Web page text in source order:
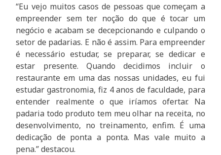
“Eu vejo muitos casos de pessoas que começam a
empreender sem ter noção do que é tocar um
negócio e acabam se decepcionando e culpando o
setor de padarias. E não é assim. Para empreender
é necessário estudar, se preparar, se dedicar e
estar presente. Quando decidimos incluir o
restaurante em uma das nossas unidades, eu fui
estudar gastronomia, fiz 4 anos de faculdade, para
entender realmente o que iríamos ofertar. Na
padaria todo produto tem meu olhar na receita, no
desenvolvimento, no treinamento, enfim. É uma
dedicação de ponta a ponta. Mas vale muito a
pena.” destacou.